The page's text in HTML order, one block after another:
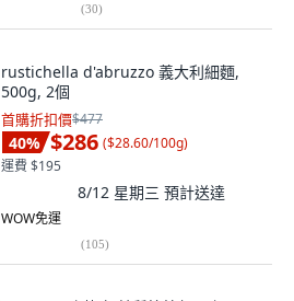
(30)
rustichella d'abruzzo 義大利細麵,
500g, 2個
首購折扣價$477
40% $286 ($28.60/100g)
運費 $195
8/12 星期三 預計送達
WOW免運
(105)